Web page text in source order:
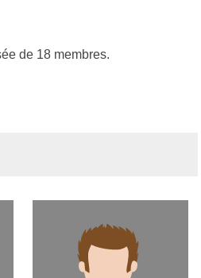
de 18 membres.